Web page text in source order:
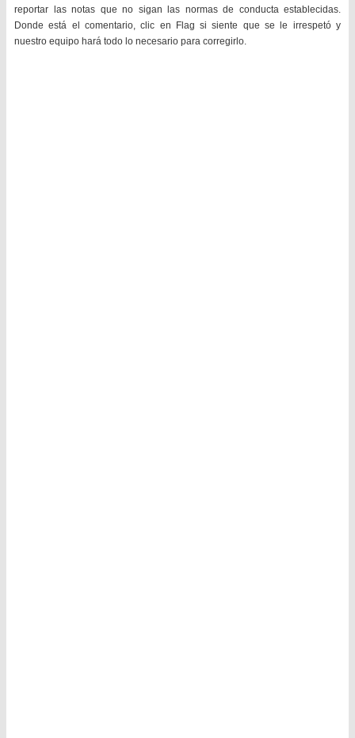
reportar las notas que no sigan las normas de conducta establecidas.
Donde está el comentario, clic en Flag si siente que se le irrespetó y
nuestro equipo hará todo lo necesario para corregirlo.